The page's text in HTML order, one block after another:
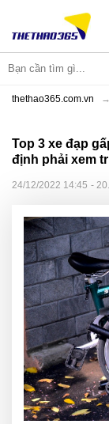
thethao365.com.vn
Top 3 xe đạp
định phải xem
24/12/2022 14:45 -